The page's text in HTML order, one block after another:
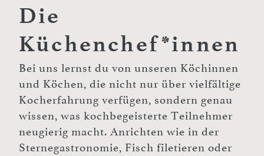
Die
Küchenchef*innen
Bei uns lernst du von unseren Köchinnen
und Köchen, die nicht nur über vielfältige
Kocherfahrung verfügen, sondern genau
wissen, was kochbegeisterte Teilnehmer
neugierig macht. Anrichten wie in der
Sternegastronomie, Fisch filetieren oder